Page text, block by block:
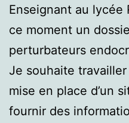
Enseignant au lycée
ce moment un
perturbateurs
Je souhaite
mise en place d’un
fournir des